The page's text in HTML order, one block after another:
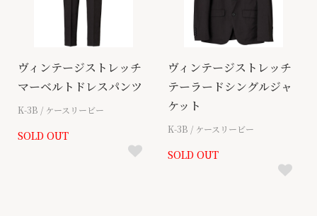
ヴィンテージストレッチ
マーベルトドレスパンツ
K-3B / ケースリービー
SOLD OUT
ヴィンテージストレッチ
テーラードシングルジャ
ケット
K-3B / ケースリービー
SOLD OUT